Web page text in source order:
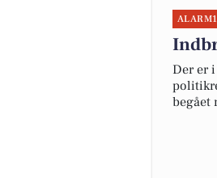
Der er
begået